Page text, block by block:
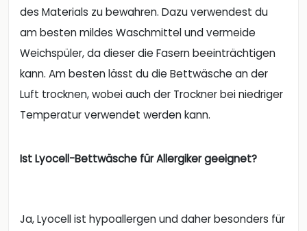
des Materials zu bewahren. Dazu verwendest du
am besten mildes Waschmittel und vermeide
Weichspüler, da dieser die Fasern beeinträchtigen
kann. Am besten lässt du die Bettwäsche an der
Luft trocknen, wobei auch der Trockner bei niedriger
Temperatur verwendet werden kann.
Ist Lyocell-Bettwäsche für Allergiker geeignet?
Ja, Lyocell ist hypoallergen und daher besonders für